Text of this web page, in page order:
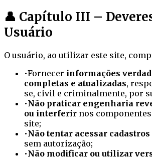
👤 Capítulo III –
Usuário
O usuário, ao utilizar este site,
•Fornecer informações
completas e atualizadas,
se, civil e criminalmente, por
•Não praticar engenharia
ou interferir nos
site;
•Não tentar acessar
sem autorização;
•Não modificar ou utilizar